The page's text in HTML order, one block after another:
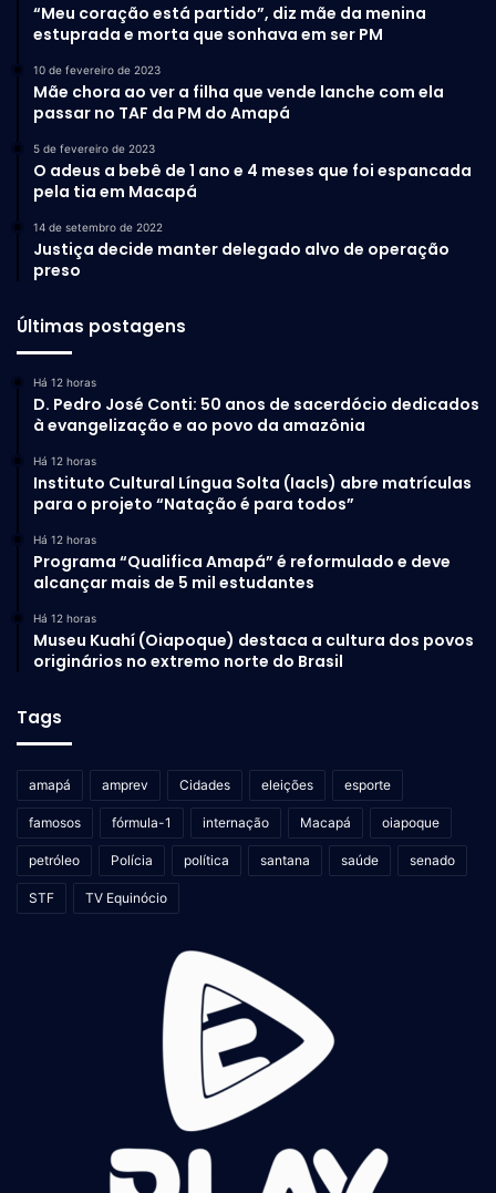
“Meu coração está partido”, diz mãe da menina
estuprada e morta que sonhava em ser PM
10 de fevereiro de 2023
Mãe chora ao ver a filha que vende lanche com ela
passar no TAF da PM do Amapá
5 de fevereiro de 2023
O adeus a bebê de 1 ano e 4 meses que foi espancada
pela tia em Macapá
14 de setembro de 2022
Justiça decide manter delegado alvo de operação
preso
Últimas postagens
Há 12 horas
D. Pedro José Conti: 50 anos de sacerdócio dedicados
à evangelização e ao povo da amazônia
Há 12 horas
Instituto Cultural Língua Solta (Iacls) abre matrículas
para o projeto “Natação é para todos”
Há 12 horas
Programa “Qualifica Amapá” é reformulado e deve
alcançar mais de 5 mil estudantes
Há 12 horas
Museu Kuahí (Oiapoque) destaca a cultura dos povos
originários no extremo norte do Brasil
Tags
amapá amprev Cidades eleições esporte
famosos fórmula-1 internação Macapá oiapoque
petróleo Polícia política santana saúde senado
STF TV Equinócio